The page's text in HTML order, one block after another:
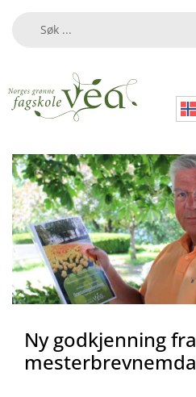
Ny godkjenning fra
mesterbrevnemda